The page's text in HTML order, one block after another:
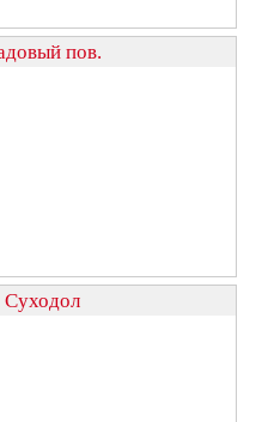
пов.
Суходол